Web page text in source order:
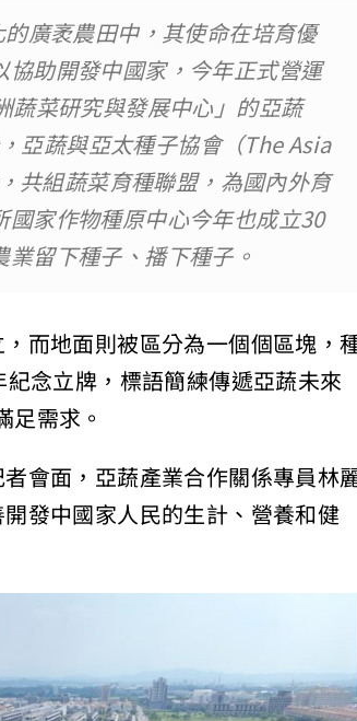
廣袤農田中，其使命在培育優
助開發中國家，今年正式營運
菜研究與發展中心」的亞蔬
亞蔬與亞太種子協會（The Asia
組蔬菜育種聯盟，為國內外育
家作物種原中心今年也成立30
留下種子、播下種子。
而地面則被區分為一個個區塊，
念立牌，標語簡練傳遞亞蔬未來
需求。
會面，亞蔬產業合作關係專員林
發中國家人民的生計、營養和健